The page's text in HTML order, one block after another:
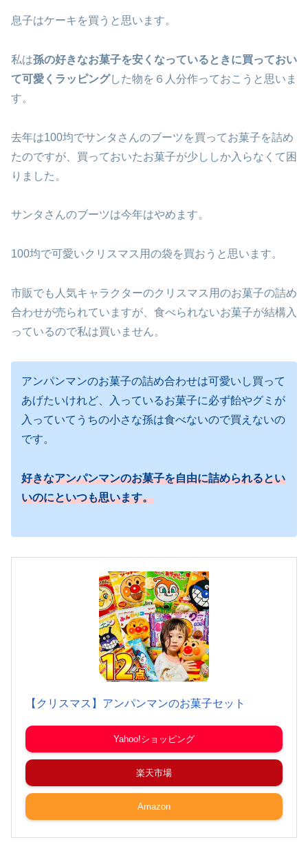
息子はケーキを買うと思います。
私は孫の好きなお菓子を安くなっているときに買っておい
て可愛くラッピングした物を６人分作っておこうと思いま
す。
去年は100均でサンタさんのブーツを買ってお菓子を詰め
たのですが、買っておいたお菓子が少ししか入らなくて困
りました。
サンタさんのブーツは今年はやめます。
100均で可愛いクリスマス用の袋を買おうと思います。
市販でも人気キャラクターのクリスマス用のお菓子の詰め
合わせが売られていますが、食べられないお菓子が結構入
っているので私は買いません。
アンパンマンのお菓子の詰め合わせは可愛いし買って
あげたいけれど、入っているお菓子に必ず飴やグミが
入っていてうちの小さな孫は食べないので買えないの
です。
好きなアンパンマンのお菓子を自由に詰められるとい
いのにといつも思います。
【クリスマス】アンパンマンのお菓子セット
Yahoo!ショッピング
楽天市場
Amazon